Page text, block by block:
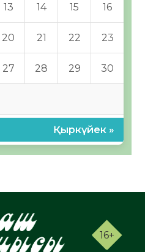
13 14 15 16
20 21 22 23
27 28 29 30
Қыркүйек »
16+